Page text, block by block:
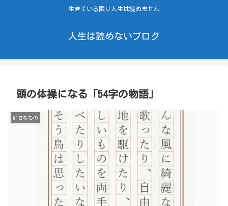
生きている限り人生は読めません
人生は読めないブログ
頭の体操になる「54字の物語」
好きなもの